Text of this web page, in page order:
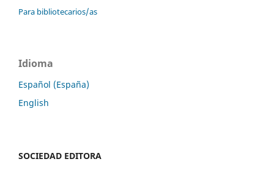
Para bibliotecarios/as
Idioma
Español (España)
English
SOCIEDAD EDITORA